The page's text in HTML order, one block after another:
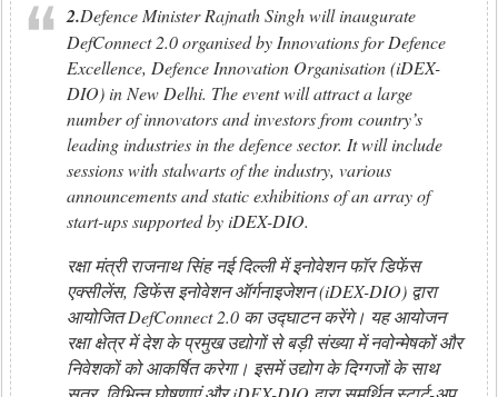
2.Defence Minister Rajnath Singh will inaugurate
DefConnect 2.0 organised by Innovations for Defence
Excellence, Defence Innovation Organisation (iDEX-
DIO) in New Delhi. The event will attract a large
number of innovators and investors from country’s
leading industries in the defence sector. It will include
sessions with stalwarts of the industry, various
announcements and static exhibitions of an array of
start-ups supported by iDEX-DIO.
रक्षा मंत्री राजनाथ सिंह नई दिल्ली में इनोवेशन फॉर डिफेंस
एक्सीलेंस, डिफेंस इनोवेशन ऑर्गनाइजेशन (iDEX-DIO) द्वारा
आयोजित DefConnect 2.0 का उद्घाटन करेंगे। यह आयोजन
रक्षा क्षेत्र में देश के प्रमुख उद्योगों से बड़ी संख्या में नवोन्मेषकों और
निवेशकों को आकर्षित करेगा। इसमें उद्योग के दिग्गजों के साथ